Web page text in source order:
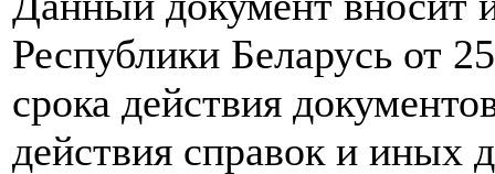
Республики Беларусь от
срока действия
действия справок и иных